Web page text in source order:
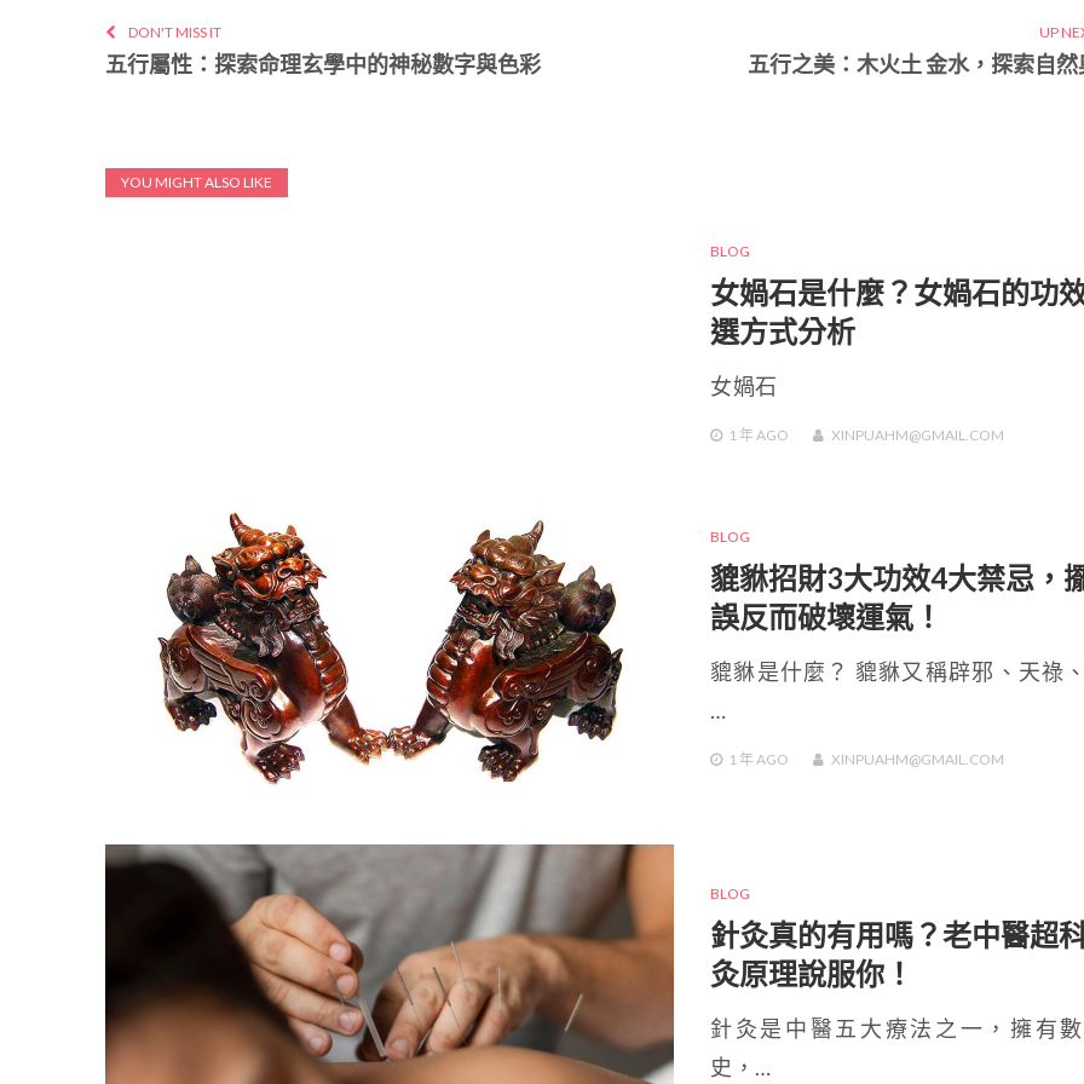
DON'T MISS IT
五行屬性：探索命理玄學中的神秘數字與色彩
UP
五行之美：木火土 金水，探索自然
YOU MIGHT ALSO LIKE
BLOG
女媧石是什麼？女媧石的功
選方式分析
女媧石
1 年AGO XINPUAHM@GMAIL.COM
BLOG
貔貅招財3大功效4大禁忌，
誤反而破壞運氣！
貔貅是什麼？ 貔貅又稱辟邪、天祿
…
1 年AGO XINPUAHM@GMAIL.COM
BLOG
針灸真的有用嗎？老中醫超
灸原理說服你！
針灸是中醫五大療法之一，擁有
史，…